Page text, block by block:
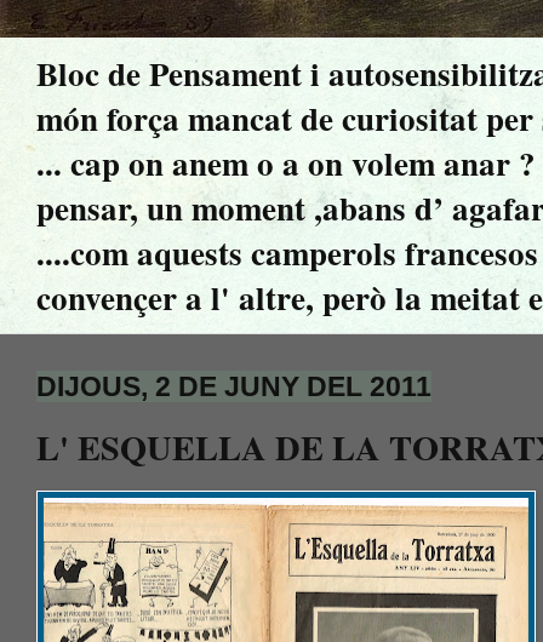
Bloc de Pensament i
món força mancat de curiositat per
... cap on anem o a on volem anar
pensar, un moment ,abans d’
....com aquests camperols
convençer a l' altre, però la meitat
DIJOUS, 2 DE JUNY DEL 2011
L' ESQUELLA DE LA